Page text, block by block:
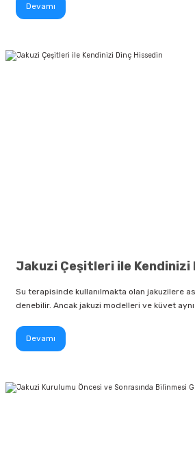
Devamı
Jakuzi Çeşitleri ile Kendinizi
Su terapisinde kullanılmakta olan jakuzilere
denebilir. Ancak jakuzi modelleri ve küvet
Devamı